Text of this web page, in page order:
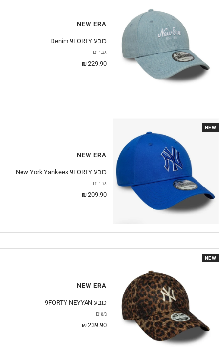
NEW ERA
Denim 9FORTY כובע
גברים
מחיר
229.90 ₪
NEW
NEW ERA
New York Yankees 9FORTY כובע
גברים
מחיר
209.90 ₪
NEW
NEW ERA
9FORTY NEYYAN כובע
נשים
מחיר
239.90 ₪